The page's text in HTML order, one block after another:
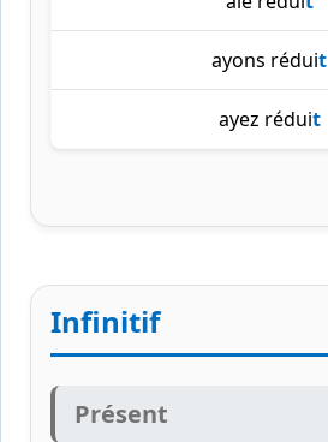
ayons réduit
ayez réduit
Infinitif
Présent